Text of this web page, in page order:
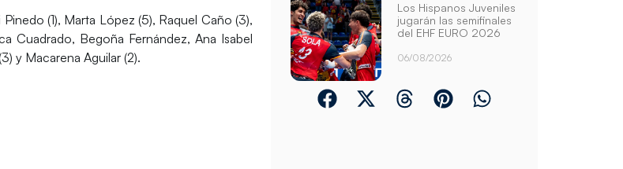
(1), Marta López (5), Raquel Caño (3),
Cuadrado, Begoña Fernández, Ana Isabel
y Macarena Aguilar (2).
Los Hispanos Juveniles
jugarán las semifinales
del EHF EURO 2026
06/08/2026